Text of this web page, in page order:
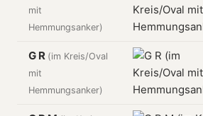
mit
Hemmungsanker)
G R (im Kreis/Oval
mit
Hemmungsanker)